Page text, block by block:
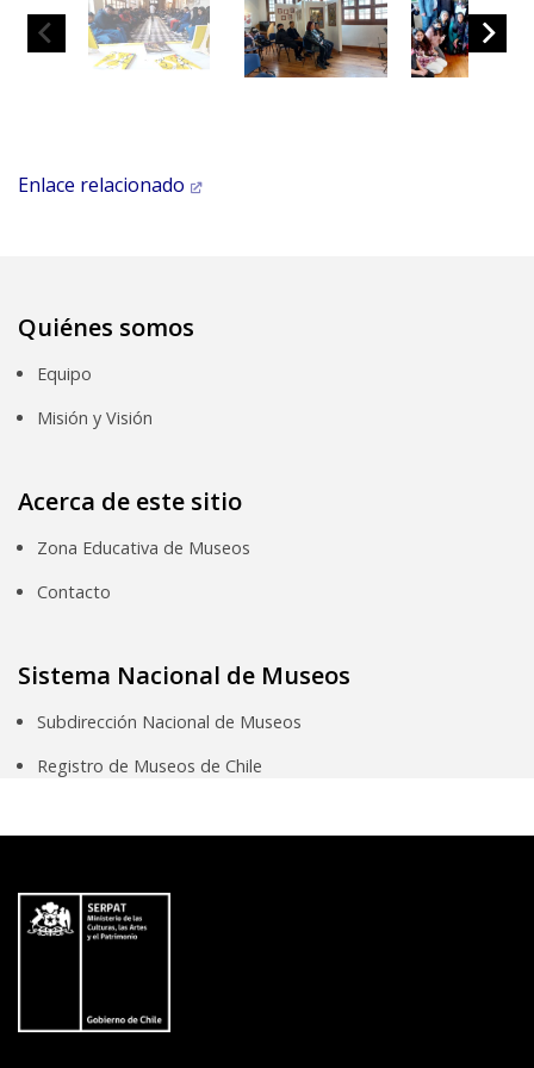
Enlace relacionado
Quiénes somos
Equipo
Misión y Visión
Acerca de este sitio
Zona Educativa de Museos
Contacto
Sistema Nacional de Museos
Subdirección Nacional de Museos
Registro de Museos de Chile